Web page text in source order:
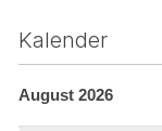
Kalender
August 2026